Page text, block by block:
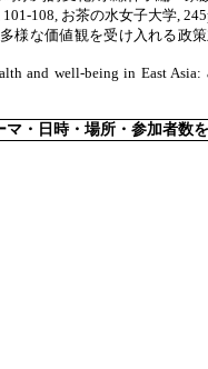
108, お茶の水女子大学,
様な価値観を受け入れる政
and well-being in East Asia:
・日時・場所・参加者数